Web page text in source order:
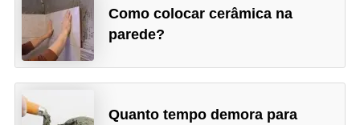
Como colocar cerâmica na
parede?
Quanto tempo demora para